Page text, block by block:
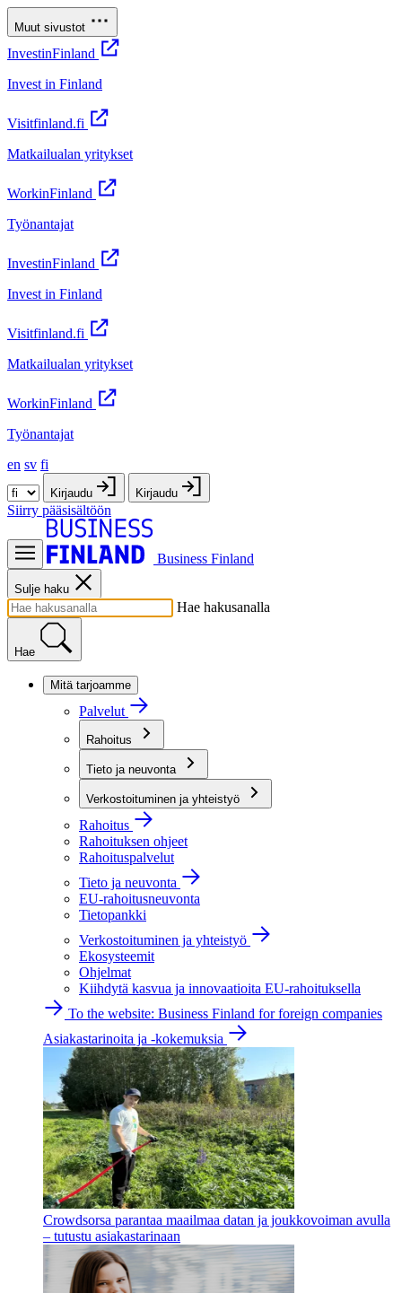
Muut sivustot
InvestinFinland
Invest in Finland
Visitfinland.fi
Matkailualan yritykset
WorkinFinland
Työnantajat
InvestinFinland
Invest in Finland
Visitfinland.fi
Matkailualan yritykset
WorkinFinland
Työnantajat
en sv fi
Kirjaudu Kirjaudu
Siirry pääsisältöön
Business Finland
Sulje haku
Hae hakusanalla
Hae
Mitä tarjoamme
Palvelut
Rahoitus
Tieto ja neuvonta
Verkostoituminen ja yhteistyö
Rahoitus
Rahoituksen ohjeet
Rahoituspalvelut
Tieto ja neuvonta
EU-rahoitusneuvonta
Tietopankki
Verkostoituminen ja yhteistyö
Ekosysteemit
Ohjelmat
Kiihdytä kasvua ja innovaatioita EU-rahoituksella
To the website: Business Finland for foreign companies
Asiakastarinoita ja -kokemuksia
Crowdsorsa parantaa maailmaa datan ja joukkovoiman avulla
– tutustu asiakastarinaan